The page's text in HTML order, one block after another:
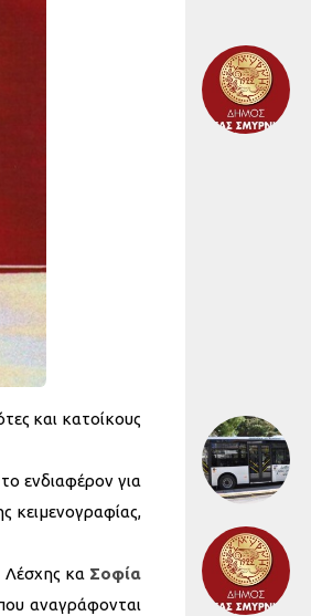
και κατοίκους
ενδιαφέρον για
κειμενογραφίας,
Λέσχης κα Σοφία
αναγράφονται